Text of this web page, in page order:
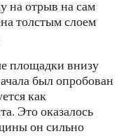
на отрыв на сам
толстым слоем
площадки внизу
был опробован
как
Это оказалось
он сильно